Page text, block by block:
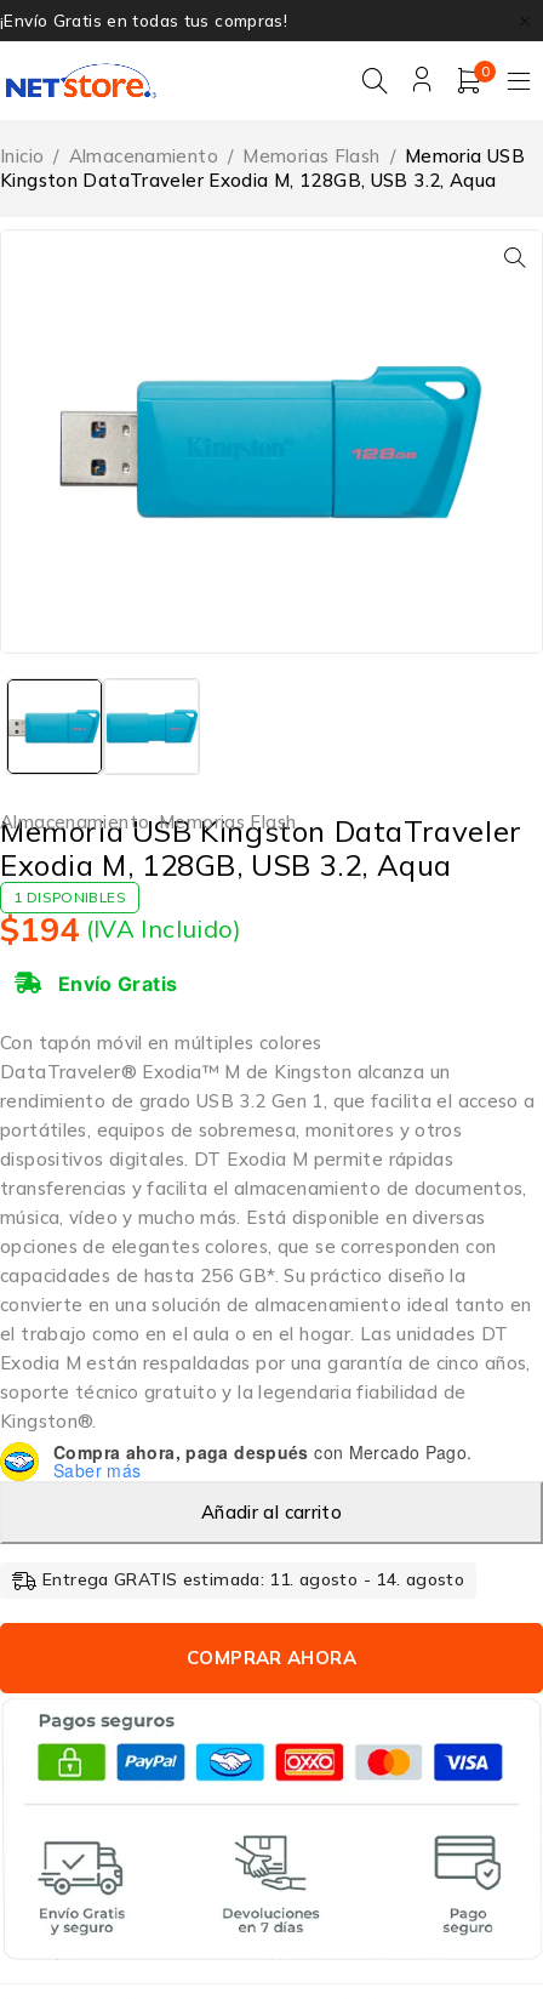
¡Envío Gratis en todas tus compras!
0
Inicio / Almacenamiento / Memorias Flash / Memoria USB
Kingston DataTraveler Exodia M, 128GB, USB 3.2, Aqua
Almacenamiento,Memorias Flash
Memoria USB Kingston DataTraveler
Exodia M, 128GB, USB 3.2, Aqua
1 DISPONIBLES
$194 (IVA Incluido)
Envío Gratis
Con tapón móvil en múltiples colores
DataTraveler® Exodia™ M de Kingston alcanza un
rendimiento de grado USB 3.2 Gen 1, que facilita el acceso a
portátiles, equipos de sobremesa, monitores y otros
dispositivos digitales. DT Exodia M permite rápidas
transferencias y facilita el almacenamiento de documentos,
música, vídeo y mucho más. Está disponible en diversas
opciones de elegantes colores, que se corresponden con
capacidades de hasta 256 GB*. Su práctico diseño la
convierte en una solución de almacenamiento ideal tanto en
el trabajo como en el aula o en el hogar. Las unidades DT
Exodia M están respaldadas por una garantía de cinco años,
soporte técnico gratuito y la legendaria fiabilidad de
Kingston®.
Compra ahora, paga después con Mercado Pago.
Saber más
Añadir al carrito
Entrega GRATIS estimada: 11. agosto - 14. agosto
COMPRAR AHORA